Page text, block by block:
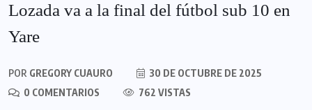
Lozada va a la final del fútbol sub 10 en
Yare
POR GREGORY CUAURO
30 DE OCTUBRE DE 2025
0 COMENTARIOS
762 VISTAS